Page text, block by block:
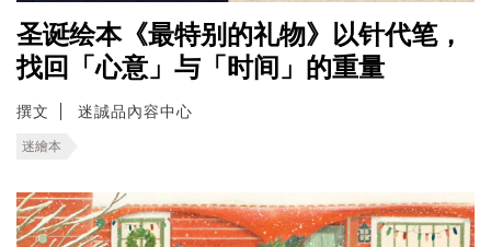
圣诞绘本《最特别的礼物》以针代笔，
找回「心意」与「时间」的重量
撰文 迷誠品內容中心
迷繪本